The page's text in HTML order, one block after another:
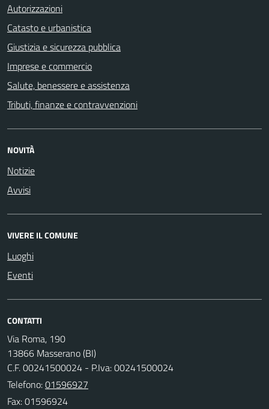
Autorizzazioni
Catasto e urbanistica
Giustizia e sicurezza pubblica
Imprese e commercio
Salute, benessere e assistenza
Tributi, finanze e contravvenzioni
NOVITÀ
Notizie
Avvisi
VIVERE IL COMUNE
Luoghi
Eventi
CONTATTI
Via Roma, 190
13866 Masserano (BI)
C.F. 00241500024 - P.Iva: 00241500024
Telefono:01596927
Fax: 01596924